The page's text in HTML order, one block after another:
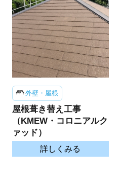
外壁・屋根
屋根葺き替え工事
（KMEW・コロニアルク
ァッド）
詳しくみる